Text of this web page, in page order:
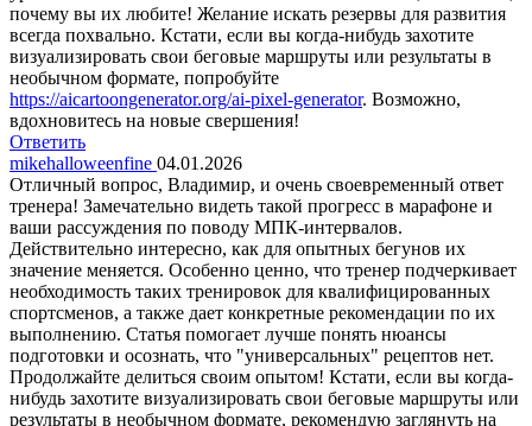
почему вы их любите! Желание искать резервы для развития
всегда похвально. Кстати, если вы когда-нибудь захотите
визуализировать свои беговые маршруты или результаты в
необычном формате, попробуйте
https://aicartoongenerator.org/ai-pixel-generator. Возможно,
вдохновитесь на новые свершения!
Ответить
mikehalloweenfine 04.01.2026
Отличный вопрос, Владимир, и очень своевременный ответ
тренера! Замечательно видеть такой прогресс в марафоне и
ваши рассуждения по поводу МПК-интервалов.
Действительно интересно, как для опытных бегунов их
значение меняется. Особенно ценно, что тренер подчеркивает
необходимость таких тренировок для квалифицированных
спортсменов, а также дает конкретные рекомендации по их
выполнению. Статья помогает лучше понять нюансы
подготовки и осознать, что "универсальных" рецептов нет.
Продолжайте делиться своим опытом! Кстати, если вы когда-
нибудь захотите визуализировать свои беговые маршруты или
результаты в необычном формате, рекомендую заглянуть на